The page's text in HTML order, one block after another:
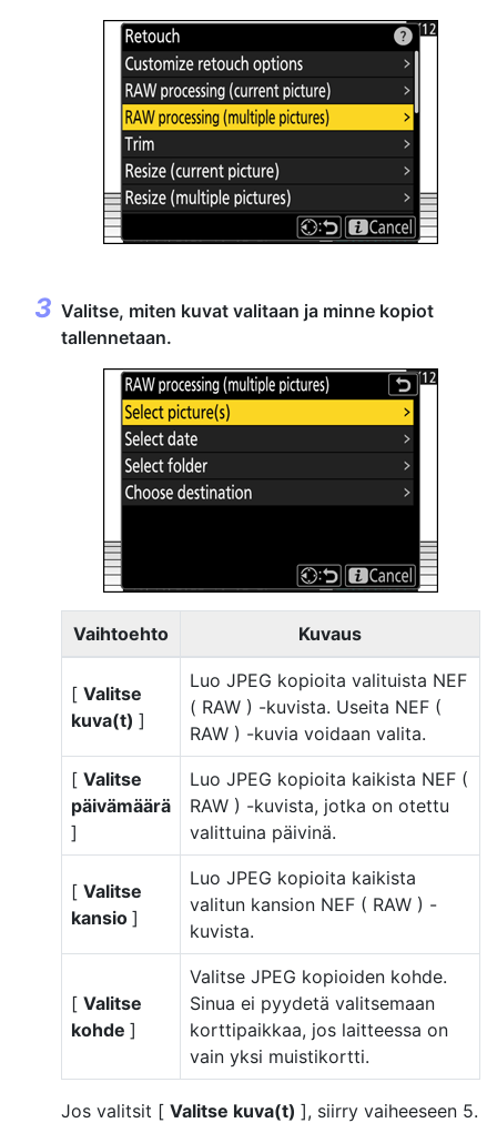
Valitse, miten kuvat valitaan ja minne kopiot
tallennetaan.
Vaihtoehto Kuvaus
[ Valitse
kuva(t) ]
Luo JPEG kopioita valituista NEF
( RAW ) -kuvista. Useita NEF (
RAW ) -kuvia voidaan valita.
[ Valitse
päivämäärä
]
Luo JPEG kopioita kaikista NEF (
RAW ) -kuvista, jotka on otettu
valittuina päivinä.
[ Valitse
kansio ]
Luo JPEG kopioita kaikista
valitun kansion NEF ( RAW ) -
kuvista.
[ Valitse
kohde ]
Valitse JPEG kopioiden kohde.
Sinua ei pyydetä valitsemaan
korttipaikkaa, jos laitteessa on
vain yksi muistikortti.
Jos valitsit [ Valitse kuva(t) ], siirry vaiheeseen 5.